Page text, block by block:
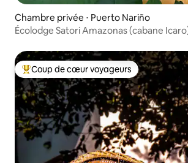
Chambre privée ⋅ Puerto Nariño
Écolodge Satori Amazonas (cabane
Coups de cœur voyageurs les plus
Coup de cœur voyageurs